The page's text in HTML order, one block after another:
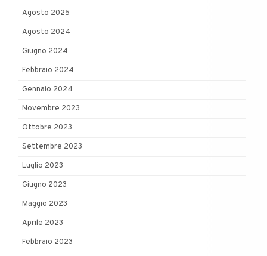
Agosto 2025
Agosto 2024
Giugno 2024
Febbraio 2024
Gennaio 2024
Novembre 2023
Ottobre 2023
Settembre 2023
Luglio 2023
Giugno 2023
Maggio 2023
Aprile 2023
Febbraio 2023